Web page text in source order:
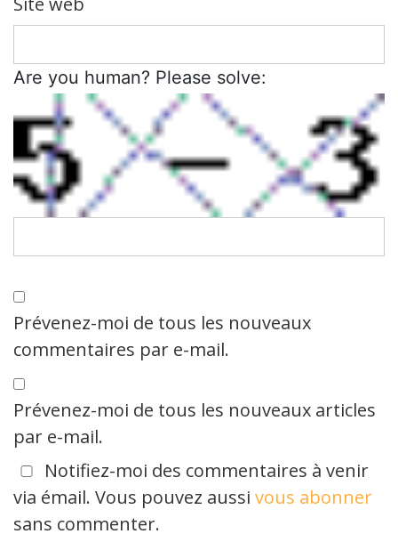
Are you human? Please solve:
Prévenez-moi de tous les nouveaux
commentaires par e-mail.
Prévenez-moi de tous les nouveaux articles
par e-mail.
Notifiez-moi des commentaires à venir
via émail. Vous pouvez aussi vous abonner
sans commenter.